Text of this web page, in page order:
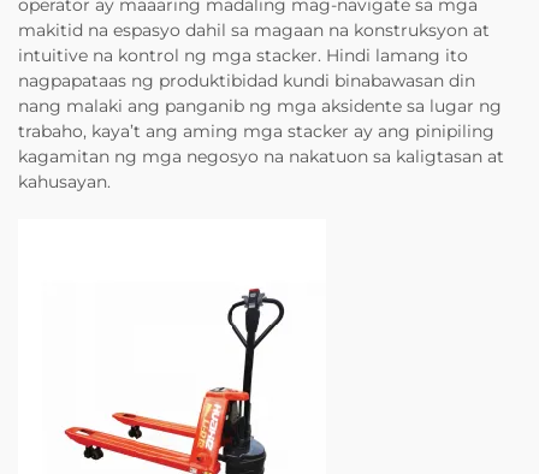
operator ay maaaring madaling mag-navigate sa mga
makitid na espasyo dahil sa magaan na konstruksyon at
intuitive na kontrol ng mga stacker. Hindi lamang ito
nagpapataas ng produktibidad kundi binabawasan din
nang malaki ang panganib ng mga aksidente sa lugar ng
trabaho, kaya’t ang aming mga stacker ay ang pinipiling
kagamitan ng mga negosyo na nakatuon sa kaligtasan at
kahusayan.